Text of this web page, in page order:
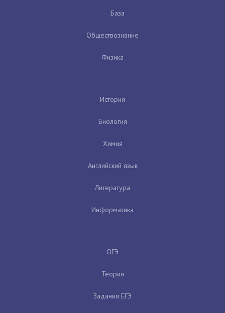
База
Обществознание
Физика
История
Биология
Химия
Английский язык
Литература
Информатика
ОГЭ
Теория
Задания ЕГЭ